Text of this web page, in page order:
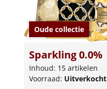
Oude collectie
Sparkling 0.0%
Inhoud: 15 artikelen
Voorraad: Uitverkocht